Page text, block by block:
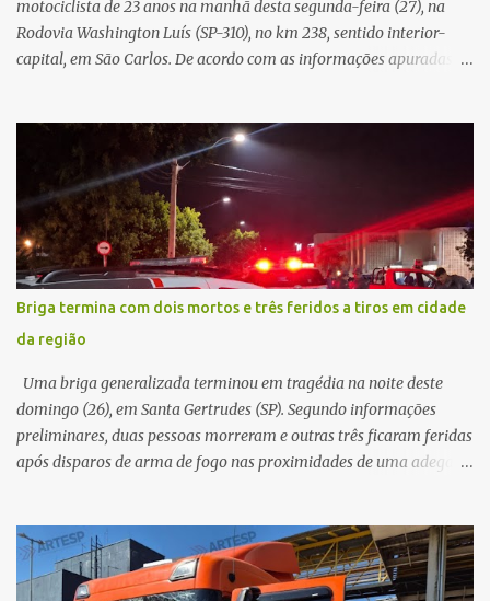
motociclista de 23 anos na manhã desta segunda-feira (27), na
Rodovia Washington Luís (SP-310), no km 238, sentido interior-
capital, em São Carlos. De acordo com as informações apuradas no
veículo, o trânsito estava lento e congestionado devido a obras
realizadas na rodovia, momento em que ocorreu o impacto. Com
a violência da colisão, o motociclista foi arremessado ao solo.
Testemunhas relataram que o capacete teria se desprendido
durante o acidente. O jovem sofreu ferimentos gravíssimos e
morreu ainda no local. Equipes de resgate e de atendimento da
concessionária responsável pela rodovia foram acionadas e
realizaram a sinalização da via, além de prestarem socorro à
vítima. No entanto, o óbito foi constatado ainda no local do
acidente. A Polícia Militar Rodoviária compareceu para o registro
da ocorrência...
Briga termina com dois mortos e três feridos a tiros em cidade
da região
Uma briga generalizada terminou em tragédia na noite deste
domingo (26), em Santa Gertrudes (SP). Segundo informações
preliminares, duas pessoas morreram e outras três ficaram feridas
após disparos de arma de fogo nas proximidades de uma adega. O
começado dentro do estabelecimento e se estendido para a área
externa, quando dois homens armados passaram a efetuar
diversos disparos. Duas vítimas morreram ainda no local. Outras